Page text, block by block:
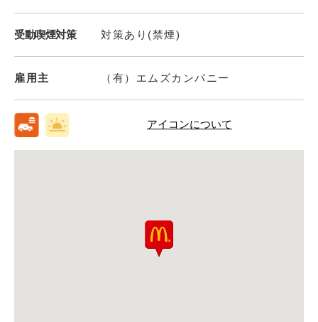
受動喫煙対策 対策あり(禁煙)
雇用主 （有）エムズカンパニー
アイコンについて